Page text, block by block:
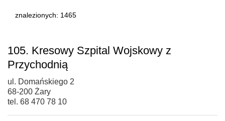
znalezionych: 1465
105. Kresowy Szpital Wojskowy z
Przychodnią
ul. Domańskiego 2
68-200 Żary
tel. 68 470 78 10